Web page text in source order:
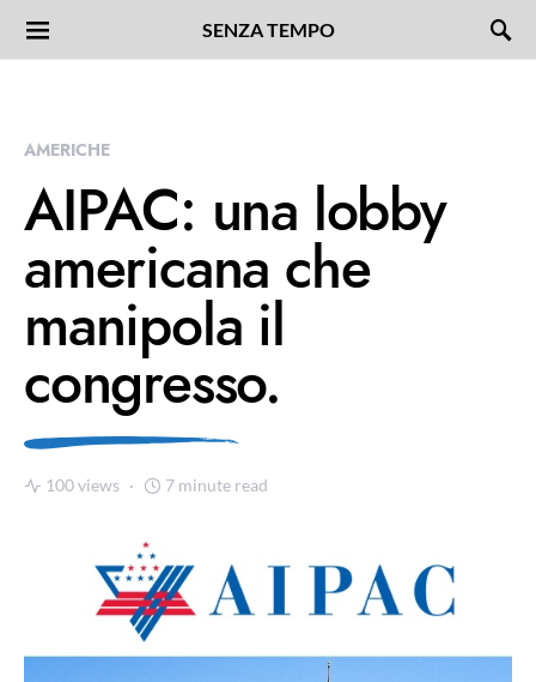
SENZA TEMPO
AMERICHE
AIPAC: una lobby
americana che
manipola il
congresso.
100 views 7 minute read